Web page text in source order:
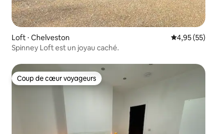
Loft ⋅ Chelveston Évaluation
4,95 (55)
Spinney Loft est un joyau caché.
Coup de cœur voyageurs
Coup de cœur voyageurs